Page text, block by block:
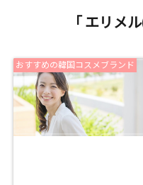
「 エリメ
おすすめの韓国コスメブランド